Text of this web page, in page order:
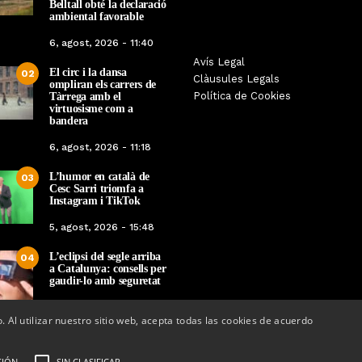
Belltall obté la declaració
ambiental favorable
6, agost, 2026 - 11:40
02
El circ i la dansa
ompliran els carrers de
Tàrrega amb el
virtuosisme com a
bandera
6, agost, 2026 - 11:18
03
L’humor en català de
Cesc Sarri triomfa a
Instagram i TikTok
5, agost, 2026 - 15:48
04
L’eclipsi del segle arriba
a Catalunya: consells per
gaudir-lo amb seguretat
Avís Legal
Clàusules Legals
Política de Cookies
Les Gastrosàvies protagonitzen
una gran trobada al Món Sant
Benet que referma el valor de la
cuina tradicional
27, novembre, 2025 - 08:28
protagonista de la
Cinema Espiritual de
utilizar nuestro sitio web, acepta todas las cookies de acuerdo